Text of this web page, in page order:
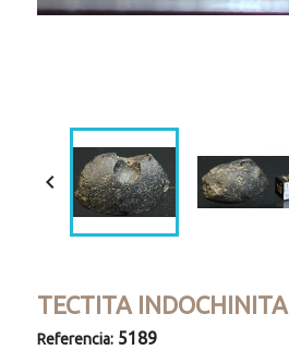

TECTITA INDOCHINITA
Referencia: 5189